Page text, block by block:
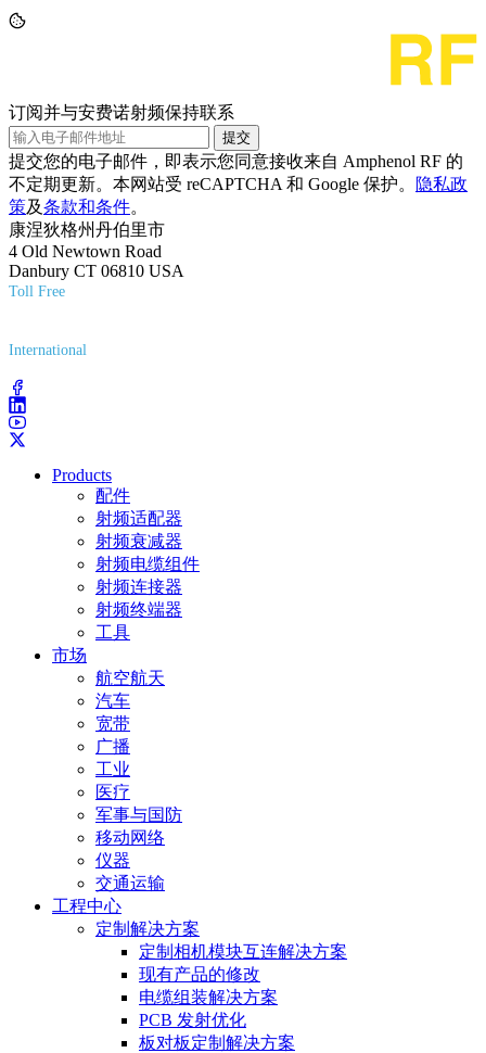
订阅并与安费诺射频保持联系
提交
提交您的电子邮件，即表示您同意接收来自 Amphenol RF 的
不定期更新。本网站受 reCAPTCHA 和 Google 保护。
隐私政
策及条款和条件。
康涅狄格州丹伯里市
4 Old Newtown Road
Danbury CT 06810 USA
Toll Free
International
Products
配件
射频适配器
射频衰减器
射频电缆组件
射频连接器
射频终端器
工具
市场
航空航天
汽车
宽带
广播
工业
医疗
军事与国防
移动网络
仪器
交通运输
工程中心
定制解决方案
定制相机模块互连解决方案
现有产品的修改
电缆组装解决方案
PCB 发射优化
板对板定制解决方案